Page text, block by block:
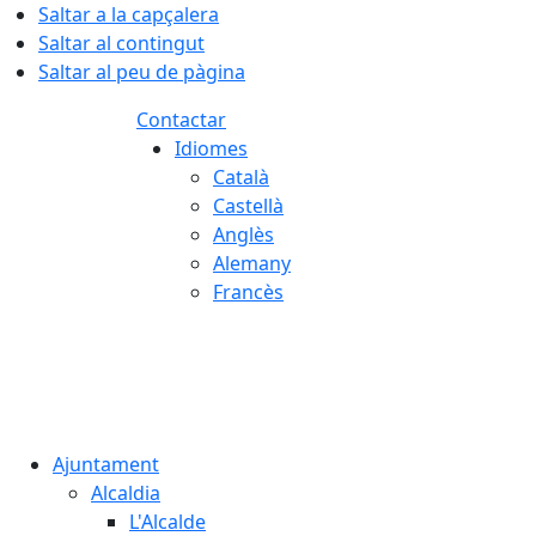
Saltar a la capçalera
Saltar al contingut
Saltar al peu de pàgina
Contactar
Idiomes
Català
Castellà
Anglès
Alemany
Francès
Ajuntament
Alcaldia
L'Alcalde